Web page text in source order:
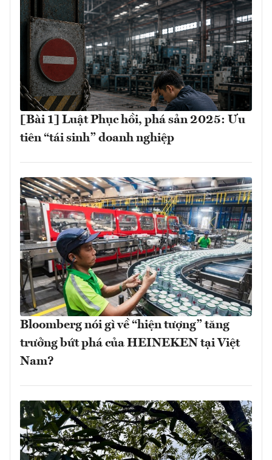
[Bài 1] Luật Phục hồi, phá sản 2025: Ưu
tiên “tái sinh” doanh nghiệp
Bloomberg nói gì về “hiện tượng” tăng
trưởng bứt phá của HEINEKEN tại Việt
Nam?